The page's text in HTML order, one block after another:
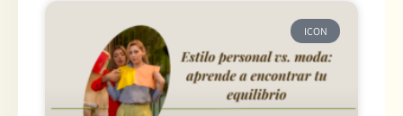
ICON